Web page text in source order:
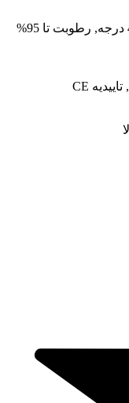
دمای کاری از منفی 25 تا 40 درجه, رطوبت تا 95%